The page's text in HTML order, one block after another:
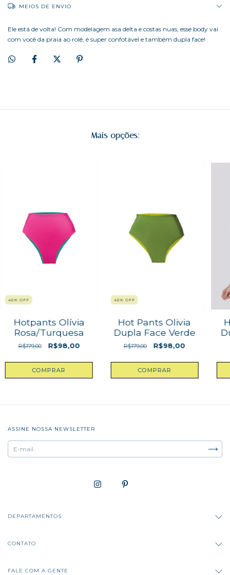
MEIOS DE ENVIO
Ele está de volta! Com modelagem asa delta e costas nuas, esse body vai
com você da praia ao rolê, é super confotável e também dupla face!
Mais opções:
45% OFF
Hotpants Olívia
Rosa/Turquesa
R$179,00 R$98,00
COMPRAR
45% OFF
Hot Pants Olivia
Dupla Face Verde
R$179,00 R$98,00
COMPRAR
ASSINE NOSSA NEWSLETTER
DEPARTAMENTOS
CONTATO
FALE COM A GENTE